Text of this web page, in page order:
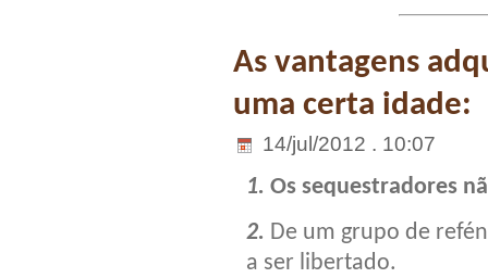
As vantagens
uma certa idade:
14/jul/2012 . 10:07
1. Os sequestradores
2. De um grupo de
a ser libertado.